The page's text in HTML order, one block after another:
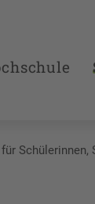
Schülerinnen,